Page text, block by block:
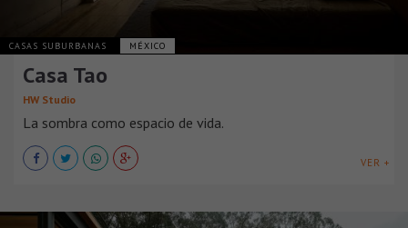
CASAS SUBURBANAS MÉXICO
Casa Tao
HW Studio
La sombra como espacio de vida.
VER +